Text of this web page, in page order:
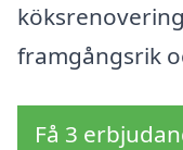
framgångsrik
Få 3